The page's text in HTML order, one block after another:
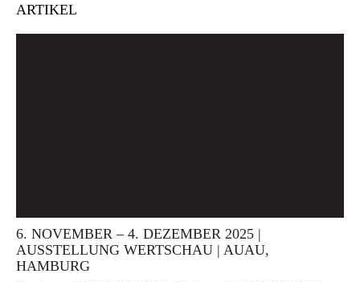
ARTIKEL
6. NOVEMBER – 4. DEZEMBER 2025 |
AUSSTELLUNG WERTSCHAU | AUAU,
HAMBURG